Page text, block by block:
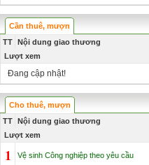
Cần thuê, mượn
TT
Nội dung giao thương
Lượt xem
Đang cập nhật!
Cho thuê, mượn
TT
Nội dung giao thương
Lượt xem
1 Vệ sinh Công nghiệp theo yêu cầu